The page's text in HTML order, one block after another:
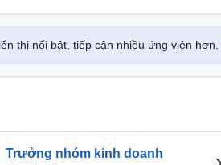
thị nổi bật, tiếp cận nhiều ứng viên hơn.
Trưởng nhóm kinh doanh